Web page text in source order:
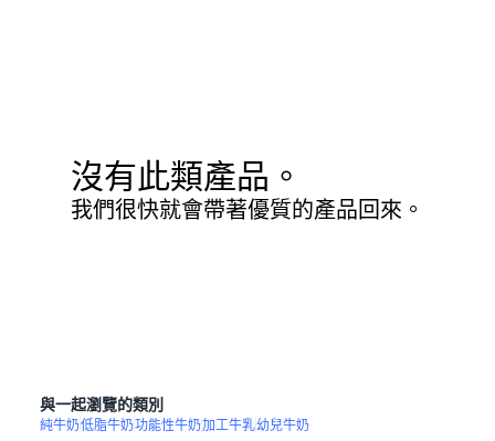
沒有此類產品。
我們很快就會帶著優質的產品回來。
與一起瀏覽的類別
純牛奶低脂牛奶功能性牛奶加工牛乳幼兒牛奶